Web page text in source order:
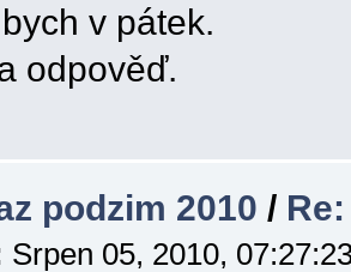
v pátek.
odpověď.
podzim 2010 /
Srpen 05, 2010,